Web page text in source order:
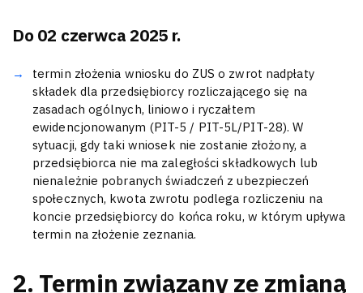
Do 02 czerwca 2025 r.
termin złożenia wniosku do ZUS o zwrot nadpłaty
składek dla przedsiębiorcy rozliczającego się na
zasadach ogólnych, liniowo i ryczałtem
ewidencjonowanym (PIT-5 / PIT-5L/PIT-28). W
sytuacji, gdy taki wniosek nie zostanie złożony, a
przedsiębiorca nie ma zaległości składkowych lub
nienależnie pobranych świadczeń z ubezpieczeń
społecznych, kwota zwrotu podlega rozliczeniu na
koncie przedsiębiorcy do końca roku, w którym upływa
termin na złożenie zeznania.
2. Termin związany ze zmianą